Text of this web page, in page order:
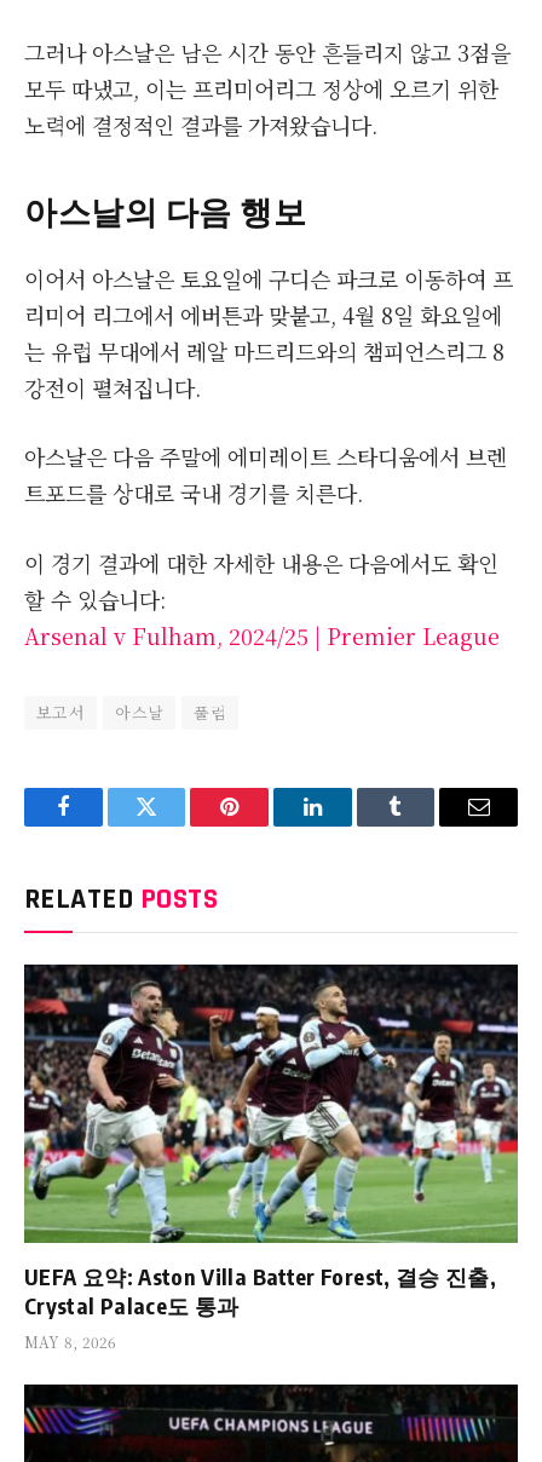
그러나 아스날은 남은 시간 동안 흔들리지 않고 3점을
모두 따냈고, 이는 프리미어리그 정상에 오르기 위한
노력에 결정적인 결과를 가져왔습니다.
아스날의 다음 행보
이어서 아스날은 토요일에 구디슨 파크로 이동하여 프
리미어 리그에서 에버튼과 맞붙고, 4월 8일 화요일에
는 유럽 무대에서 레알 마드리드와의 챔피언스리그 8
강전이 펼쳐집니다.
아스날은 다음 주말에 에미레이트 스타디움에서 브렌
트포드를 상대로 국내 경기를 치른다.
이 경기 결과에 대한 자세한 내용은 다음에서도 확인
할 수 있습니다:
Arsenal v Fulham, 2024/25 | Premier League
보고서 아스날 풀럼
FacebookTwitter Pinterest LinkedInTumblr Email
RELATED POSTS
UEFA 요약: Aston Villa Batter Forest, 결승 진출,
Crystal Palace도 통과
MAY 8, 2026